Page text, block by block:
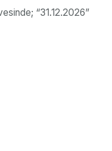
“31.12.2026”